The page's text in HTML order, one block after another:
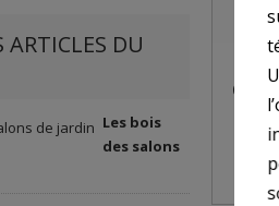
ARTICLES DU
Les bois
des salons